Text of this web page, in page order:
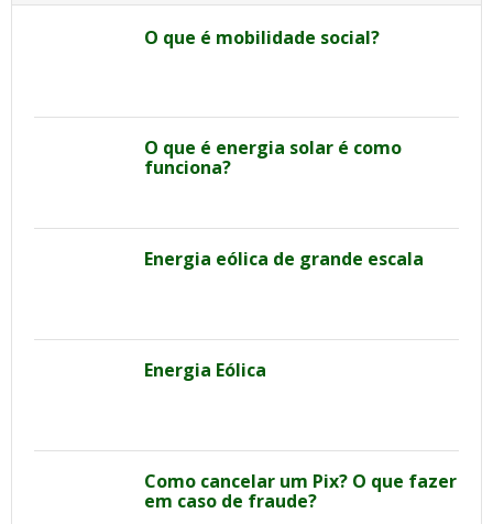
O que é mobilidade social?
O que é energia solar é como
funciona?
Energia eólica de grande escala
Energia Eólica
Como cancelar um Pix? O que fazer
em caso de fraude?